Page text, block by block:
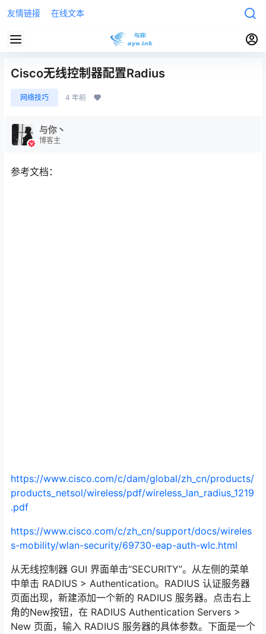
友情链接 在线文本
Cisco无线控制器配置Radius
网络技巧 4 年前
与你丶
博客主
参考文档：
https://www.cisco.com/c/dam/global/zh_cn/products/
products_netsol/wireless/pdf/wireless_lan_radius_1219
.pdf
https://www.cisco.com/c/zh_cn/support/docs/wireles
s-mobility/wlan-security/69730-eap-auth-wlc.html
从无线控制器 GUI 界面单击“SECURITY”。从左侧的菜单
中单击 RADIUS > Authentication。RADIUS 认证服务器
页面出现，新建添加一个新的 RADIUS 服务器。点击右上
角的New按钮，在 RADIUS Authentication Servers >
New 页面，输入 RADIUS 服务器的具体参数。下面是一个